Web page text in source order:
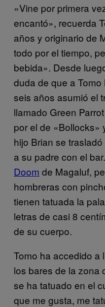
«Vine por primera
encantó», recuerda
años y originario de
todo por el tiempo,
bebida». Desde
duda de que a
seis años asumió el
llamado Green
por el de «Bollocks»
hijo Brian se
a su padre con el
Doom de Magaluf,
hombreras con
tienen tatuada la
letras de casi 8
de su cuerpo.
Tomo ha accedido a
los bares de la zona
se ha tatuado en el
que me gusta, me